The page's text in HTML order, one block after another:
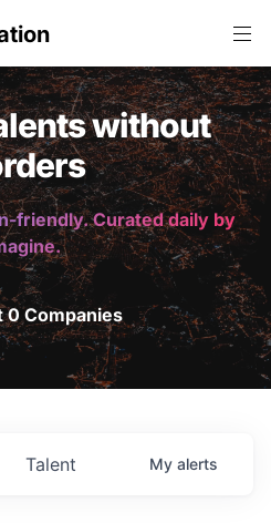
without
friendly. Curated daily by
0 Companies
Talent My alerts